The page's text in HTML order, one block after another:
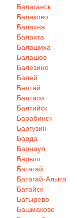
Балаганск
Балаково
Балахна
Балахта
Балашиха
Балашов
Балезино
Балей
Балтай
Балтаси
Балтийск
Барабинск
Баргузин
Барда
Барнаул
Барыш
Батагай
Батагай-Алыта
Батайск
Батырево
Башмаково